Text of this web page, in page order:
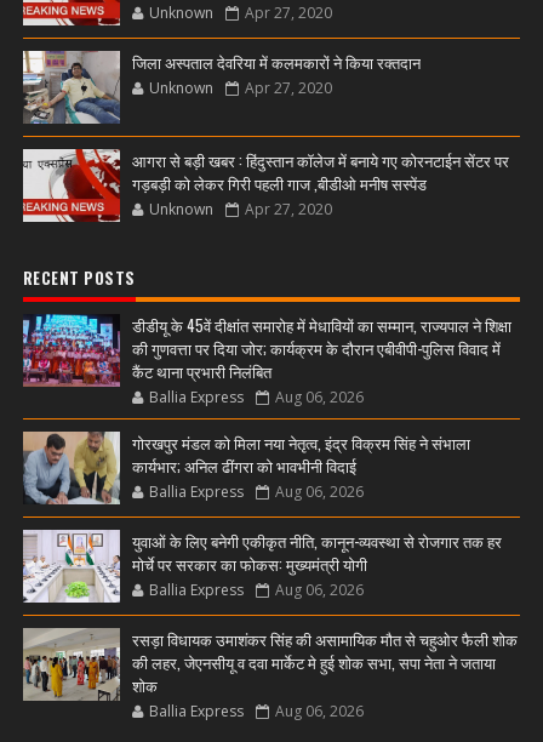
Unknown Apr 27, 2020
जिला अस्पताल देवरिया में कलमकारों ने किया रक्तदान
Unknown Apr 27, 2020
आगरा से बड़ी खबर : हिंदुस्तान कॉलेज में बनाये गए कोरनटाईन सेंटर पर
गड़बड़ी को लेकर गिरी पहली गाज ,बीडीओ मनीष सस्पेंड
Unknown Apr 27, 2020
RECENT POSTS
डीडीयू के 45वें दीक्षांत समारोह में मेधावियों का सम्मान, राज्यपाल ने शिक्षा
की गुणवत्ता पर दिया जोर; कार्यक्रम के दौरान एबीवीपी-पुलिस विवाद में
कैंट थाना प्रभारी निलंबित
Ballia Express Aug 06, 2026
गोरखपुर मंडल को मिला नया नेतृत्व, इंद्र विक्रम सिंह ने संभाला
कार्यभार; अनिल ढींगरा को भावभीनी विदाई
Ballia Express Aug 06, 2026
युवाओं के लिए बनेगी एकीकृत नीति, कानून-व्यवस्था से रोजगार तक हर
मोर्चे पर सरकार का फोकस: मुख्यमंत्री योगी
Ballia Express Aug 06, 2026
रसड़ा विधायक उमाशंकर सिंह की असामायिक मौत से चहुओर फैली शोक
की लहर, जेएनसीयू व दवा मार्केट मे हुई शोक सभा, सपा नेता ने जताया
शोक
Ballia Express Aug 06, 2026